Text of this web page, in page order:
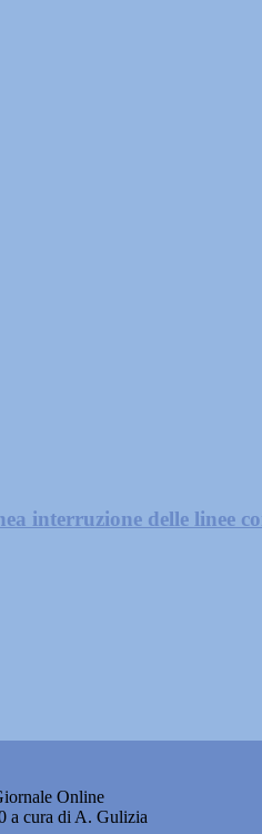
interruzione delle linee
Online
a cura di A. Gulizia